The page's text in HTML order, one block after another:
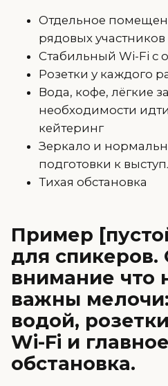
Отдельное
рядовых участников
Стабильный Wi-Fi с
Розетки у каждого
Вода, кофе, лёгкие
необходимости
кейтеринг
Зеркало и
подготовки к
Тихая обстановка
Пример
для спикеров.
внимание что
важны
водой,
Wi-Fi и
обстановка.